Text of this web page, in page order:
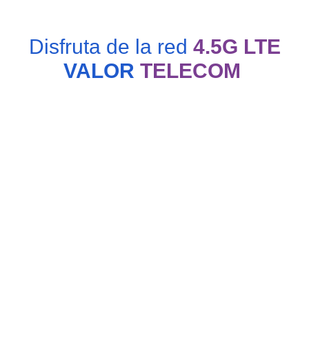
Disfruta de la red 4.5G LTE
VALOR TELECOM